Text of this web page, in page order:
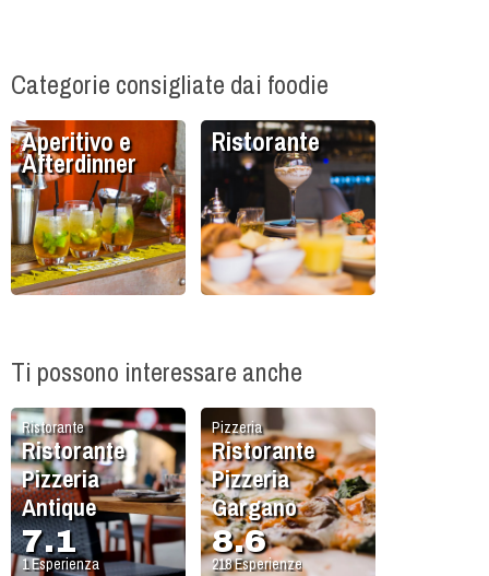
Categorie consigliate dai foodie
Aperitivo e
Afterdinner
Ristorante
Ti possono interessare anche
Ristorante
Ristorante
Pizzeria
Antique
7.1
1Esperienza
Pizzeria
Ristorante
Pizzeria
Gargano
8.6
218Esperienze